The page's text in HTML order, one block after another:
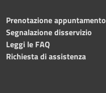
Prenotazione appuntamento
Segnalazione disservizio
Leggi le FAQ
Richiesta di assistenza